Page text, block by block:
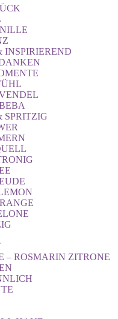
INSPIRIEREND
SPRITZIG
– ROSMARIN ZITRONE